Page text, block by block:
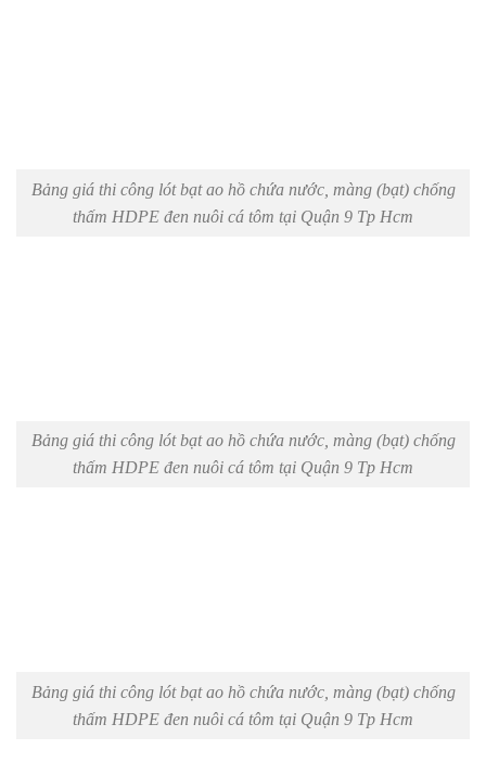
Bảng giá thi công lót bạt ao hồ chứa nước, màng (bạt) chống
thấm HDPE đen nuôi cá tôm tại Quận 9 Tp Hcm
Bảng giá thi công lót bạt ao hồ chứa nước, màng (bạt) chống
thấm HDPE đen nuôi cá tôm tại Quận 9 Tp Hcm
Bảng giá thi công lót bạt ao hồ chứa nước, màng (bạt) chống
thấm HDPE đen nuôi cá tôm tại Quận 9 Tp Hcm